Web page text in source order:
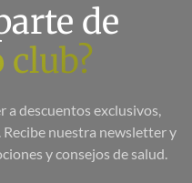
de
club?
a descuentos exclusivos,
nuestra newsletter y
y consejos de salud.